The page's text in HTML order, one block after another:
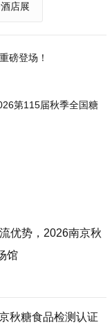
店展
磅登场！
第115届秋季全国糖
优势，2026南京秋
馆
秋糖食品检测认证